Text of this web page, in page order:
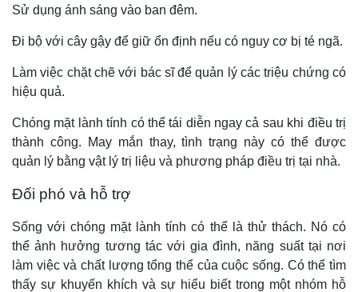
Sử dụng ánh sáng vào ban đêm.
Đi bộ với cây gậy để giữ ổn định nếu có nguy cơ bị té ngã.
Làm việc chặt chẽ với bác sĩ để quản lý các triệu chứng có
hiệu quả.
Chóng mặt lành tính có thể tái diễn ngay cả sau khi điều trị
thành công. May mắn thay, tình trạng này có thể được
quản lý bằng vật lý trị liệu và phương pháp điều trị tại nhà.
Đối phó và hỗ trợ
Sống với chóng mặt lành tính có thể là thử thách. Nó có
thể ảnh hưởng tương tác với gia đình, năng suất tại nơi
làm việc và chất lượng tổng thể của cuộc sống. Có thể tìm
thấy sự khuyến khích và sự hiểu biết trong một nhóm hỗ